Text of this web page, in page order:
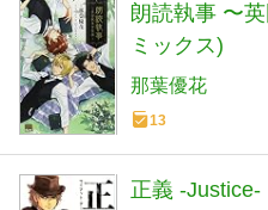
朗読執事 〜
ミックス)
那葉優花
13
正義 -